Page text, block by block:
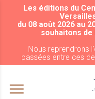
ALLER AU
Les éditions du
du 08 août 2026 au
souhaitons
Nous reprendrons
passées entre ces